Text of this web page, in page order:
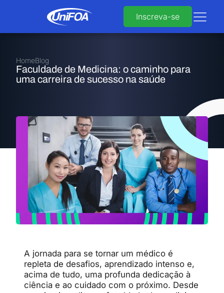
Inscreva-se
HomeBlog
Faculdade de Medicina: o caminho para
uma carreira de sucesso na saúde
A jornada para se tornar um médico é
repleta de desafios, aprendizado intenso e,
acima de tudo, uma profunda dedicação à
ciência e ao cuidado com o próximo. Desde